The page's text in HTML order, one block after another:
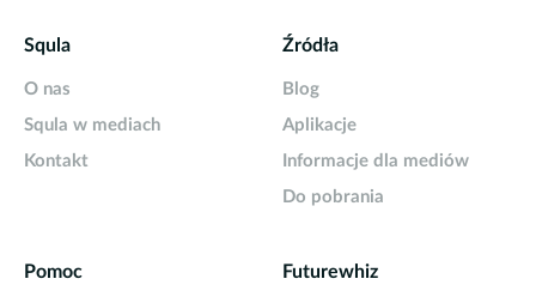
Squla
O nas
Squla w mediach
Kontakt
Źródła
Blog
Aplikacje
Informacje dla mediów
Do pobrania
Pomoc Futurewhiz